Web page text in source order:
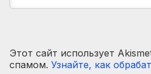
Этот сайт использует
спамом. Узнайте, как